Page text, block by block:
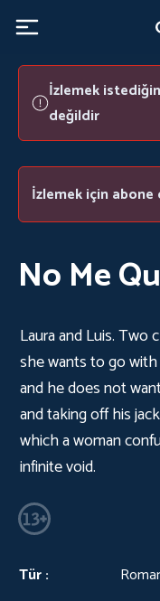
İzlemek
değildir
İzlemek için abone
No Me
Laura and Luis. Two
she wants to go
and he does not
and taking off his
which a woman
infinite void.
Tür :